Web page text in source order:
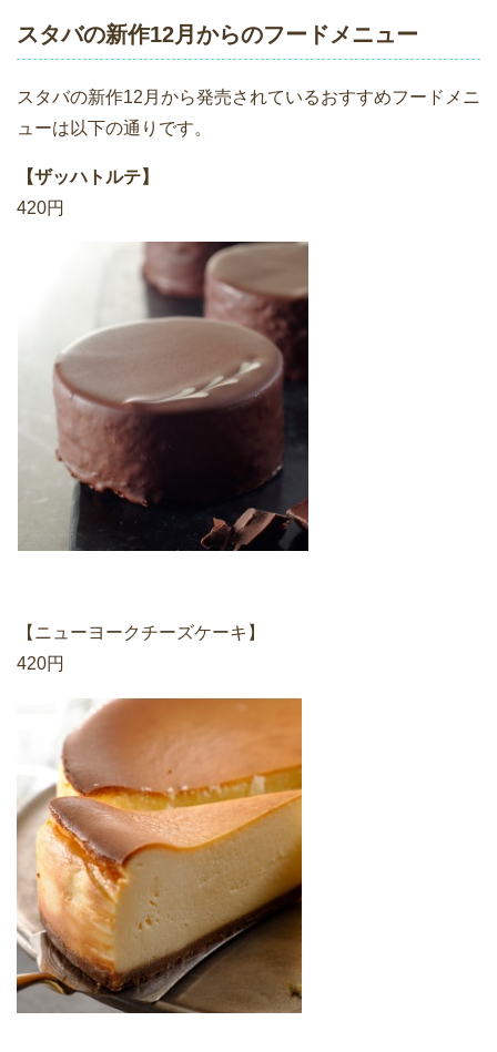
スタバの新作12月からのフードメニュー
スタバの新作12月から発売されているおすすめフードメニ
ューは以下の通りです。
【ザッハトルテ】
420円
【ニューヨークチーズケーキ】
420円